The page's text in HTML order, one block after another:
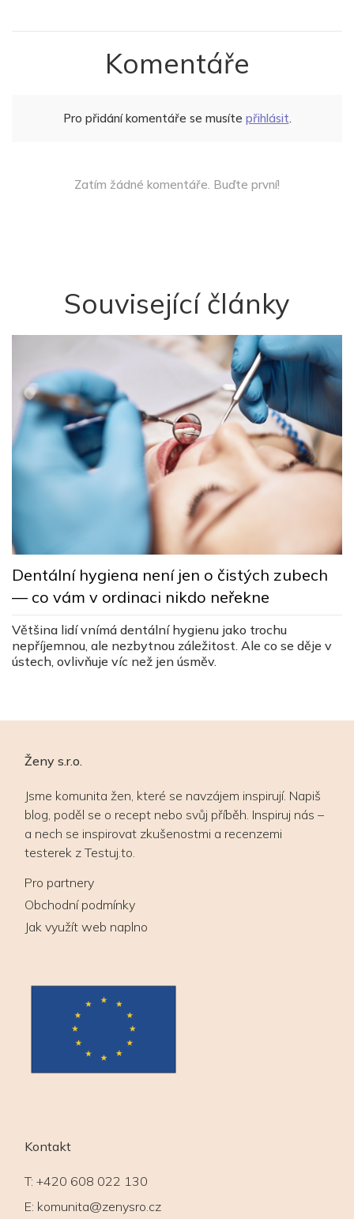
Komentáře
Pro přidání komentáře se musíte přihlásit.
Zatím žádné komentáře. Buďte první!
Související články
Dentální hygiena není jen o čistých zubech
— co vám v ordinaci nikdo neřekne
Většina lidí vnímá dentální hygienu jako trochu
nepříjemnou, ale nezbytnou záležitost. Ale co se děje v
ústech, ovlivňuje víc než jen úsměv.
Ženy s.r.o.
Jsme komunita žen, které se navzájem inspirují. Napiš
blog, poděl se o recept nebo svůj příběh. Inspiruj nás –
a nech se inspirovat zkušenostmi a recenzemi
testerek z Testuj.to.
Pro partnery
Obchodní podmínky
Jak využít web naplno
Kontakt
T: +420 608 022 130
E: komunita@zenysro.cz